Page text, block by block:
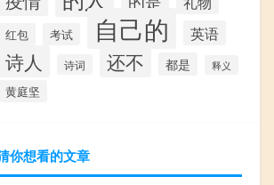
红包 考试 自己的 英语
诗人 诗词 还不 都是 释义
黄庭坚
你想看的文章